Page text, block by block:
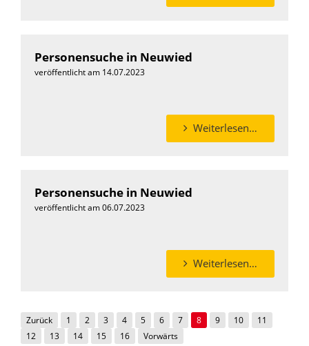
Personensuche in Neuwied
veröffentlicht am 14.07.2023
Weiterlesen…
Personensuche in Neuwied
veröffentlicht am 06.07.2023
Weiterlesen…
Seitennummerierung der Beiträge
Zurück 1 2 3 4 5 6 7 8 9 10
11
12
13 14 15 16 Vorwärts